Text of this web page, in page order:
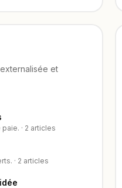
et
· 2 articles
· 2 articles